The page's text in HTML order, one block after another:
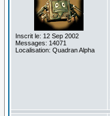
Inscrit le: 12 Sep 2002
Messages: 14071
Localisation: Quadran Alpha